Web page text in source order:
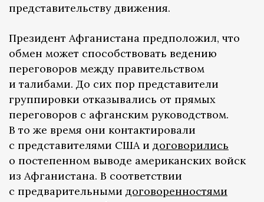
представительству движения.
Президент Афганистана предположил, что
обмен может способствовать ведению
переговоров между правительством
и талибами. До сих пор представители
группировки отказывались от прямых
переговоров с афганским руководством.
В то же время они контактировали
с представителями США и договорились
о постепенном выводе американских войск
из Афганистана. В соответствии
с предварительными договоренностями